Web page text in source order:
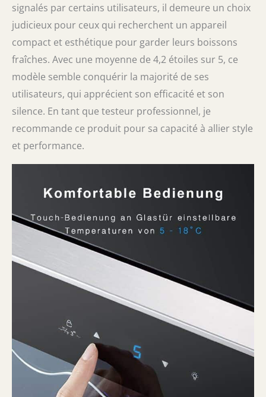
signalés par certains utilisateurs, il demeure un choix
judicieux pour ceux qui recherchent un appareil
compact et esthétique pour garder leurs boissons
fraîches. Avec une moyenne de 4,2 étoiles sur 5, ce
modèle semble conquérir la majorité de ses
utilisateurs, qui apprécient son efficacité et son
silence. En tant que testeur professionnel, je
recommande ce produit pour sa capacité à allier style
et performance.